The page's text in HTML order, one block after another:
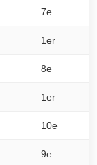
7e
1er
8e
1er
10e
9e